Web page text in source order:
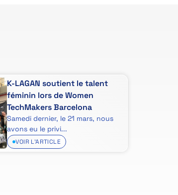
K-LAGAN soutient le talent
féminin lors de Women
TechMakers Barcelona
Samedi dernier, le 21 mars, nous
avons eu le privi...
VOIR L'ARTICLE